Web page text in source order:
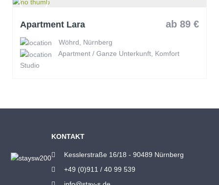
ab 89 €
Apartment Lara
Wöhrd, Nürnberg
Apartment / Ganze Unterkunft, Komfort
Studio
KONTAKT
Kesslerstraße 16/18 - 90489 Nürnberg
+49 (0)911 / 40 99 539